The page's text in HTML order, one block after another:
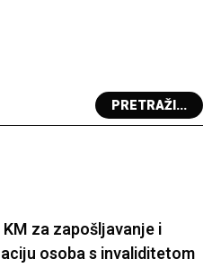
PRETRAŽI...
za zapošljavanje i
osoba s invaliditetom